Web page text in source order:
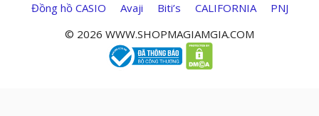
Đồng hồ CASIO
Avaji Biti’s CALIFORNIA
PNJ
© 2026 WWW.SHOPMAGIAMGIA.COM